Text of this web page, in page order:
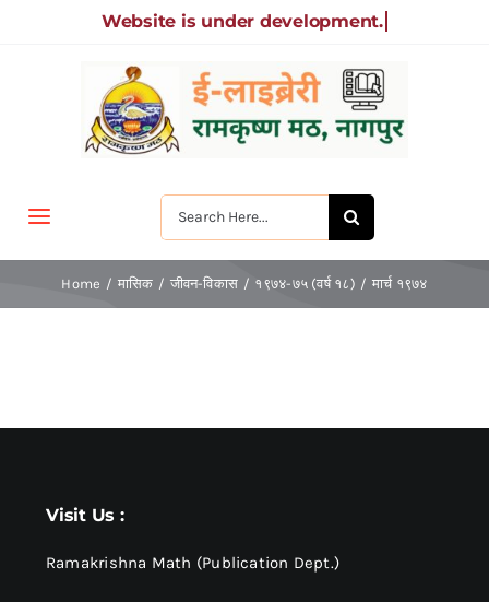
Search
for:
Toggle
Navigation
मुखपृष्ठ
श्रीरामकृष्ण
स्वामी विवेकानन्द
Home मासिक जीवन-विकास १९७४-७५ (वर्ष १८) मार्च १९७४
Visit Us :
Ramakrishna Math (Publication Dept.)